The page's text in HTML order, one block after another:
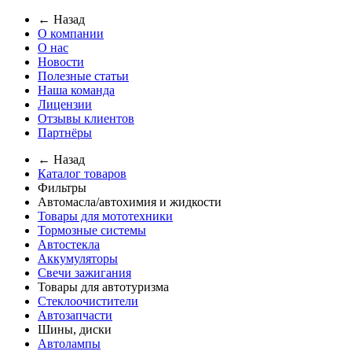
← Назад
О компании
О нас
Новости
Полезные статьи
Наша команда
Лицензии
Отзывы клиентов
Партнёры
← Назад
Каталог товаров
Фильтры
Автомасла/автохимия и жидкости
Товары для мототехники
Тормозные системы
Автостекла
Аккумуляторы
Свечи зажигания
Товары для автотуризма
Стеклоочистители
Автозапчасти
Шины, диски
Автолампы